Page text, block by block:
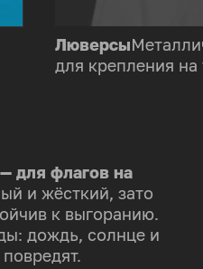
Люверсы
для крепления на
для флагов на
и жёсткий, зато
к выгоранию.
дождь, солнце и